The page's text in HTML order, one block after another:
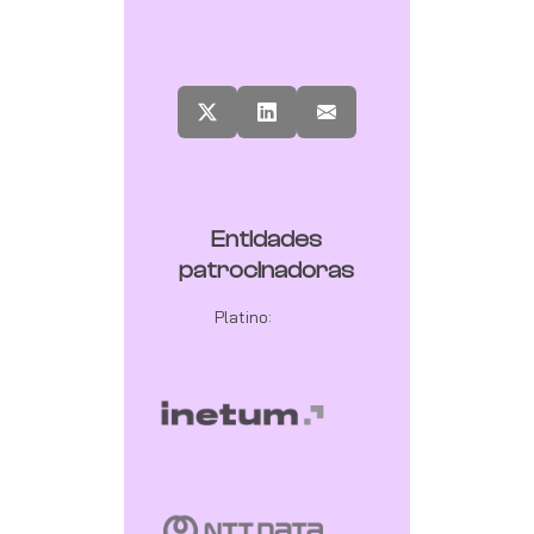
Entidades
patrocinadoras
Platino: